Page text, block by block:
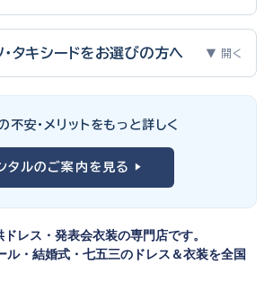
ン発表会・コンクールの舞台は、お子様にと
ノ教師としての経験から、衣装選びで大切
ィット"を選ぶ
えるのは、お子様の体にきちんと合ったサ
す。「大きめを買って長く着せたい」という
す。レンタルなら、その時のジャストサイ
最大のメリット。胸囲・身丈の正しい測り
タキシードをお選びの方へ ▼ 開く
ツやベストスタイルは合唱・アンサンブル向
るのがおすすめです。詳しくは
不安・メリットをもっと詳しく
タルのご案内を見る ▶
レス・発表会衣装の専門店です。
ル・結婚式・七五三のドレス＆衣装を全国